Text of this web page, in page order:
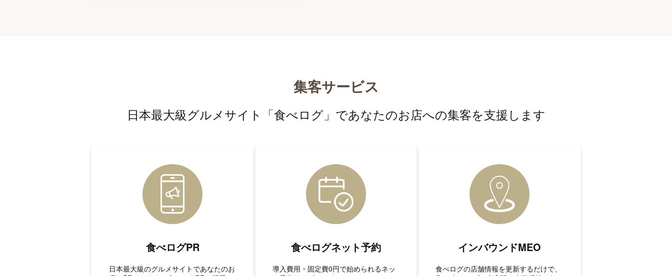
集客サービス
日本最大級グルメサイト「食べログ」であなたのお店への集客を支援します
食べログPR
日本最大級のグルメサイトであなたのお
食べログネット予約
導入費用・固定費0円で始められるネッ
インバウンドMEO
食べログの店舗情報を更新するだけで、